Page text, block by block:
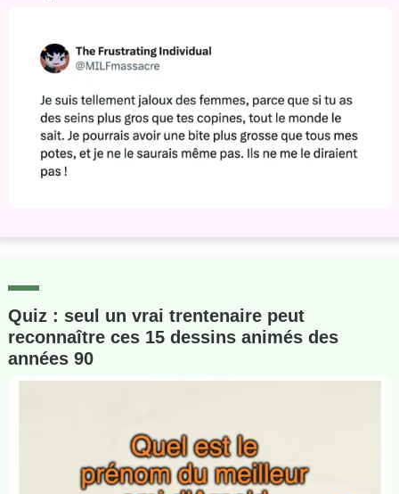
Quiz : seul un vrai trentenaire peut
reconnaître ces 15 dessins animés des
années 90